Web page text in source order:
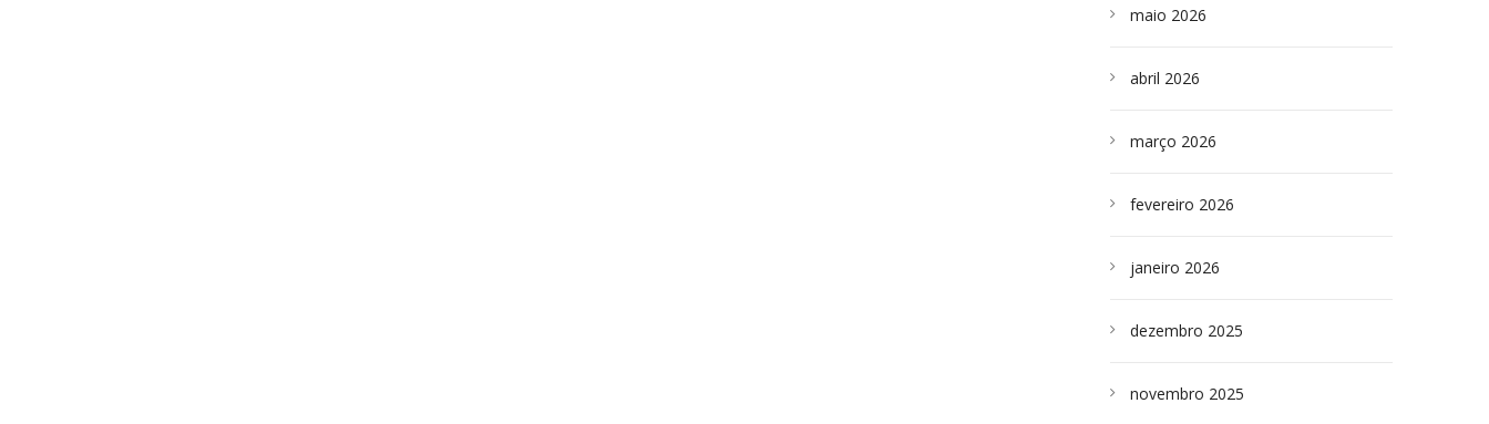
maio 2026
abril 2026
março 2026
fevereiro 2026
janeiro 2026
dezembro 2025
novembro 2025